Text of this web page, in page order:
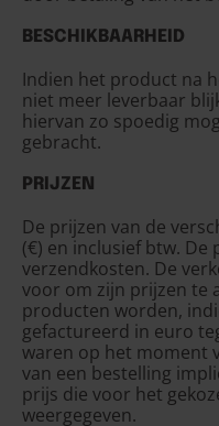
BESCHIKBAARHEID
Indien het product na
niet meer leverbaar
hiervan zo spoedig
gebracht.
PRIJZEN
De prijzen van de
(€) en inclusief btw.
verzendkosten. De
voor om zijn prijzen te
producten worden,
gefactureerd in euro
waren op het moment
van een bestelling
prijs die voor het
weergegeven.